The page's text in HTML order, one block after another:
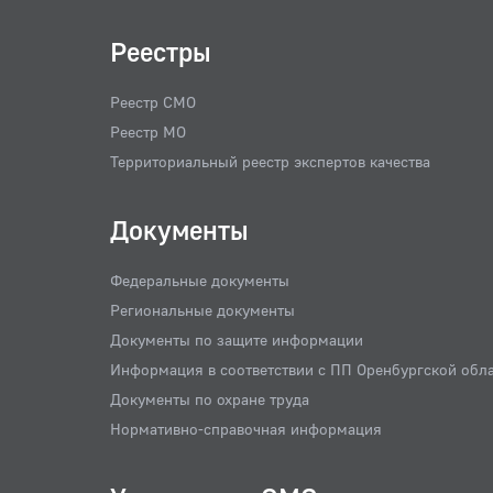
Реестры
Реестр СМО
Реестр МО
Территориальный реестр экспертов качества
Документы
Федеральные документы
Региональные документы
Документы по защите информации
Информация в соответствии с ПП Оренбургской
Документы по охране труда
Нормативно-справочная информация